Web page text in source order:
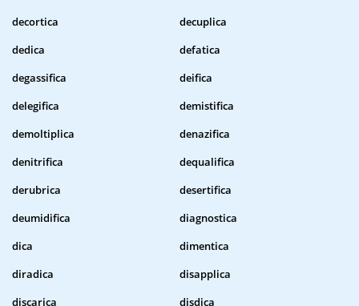
decortica
decuplica
dedica
defatica
degassifica
deifica
delegifica
demistifica
demoltiplica
denazifica
denitrifica
dequalifica
derubrica
desertifica
deumidifica
diagnostica
dica
dimentica
diradica
disapplica
discarica
disdica